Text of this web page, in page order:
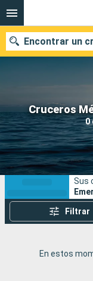
Cruceros
0
Encontrar un
Nuestros
Fecha de salida
Puertos
Sus
Filtrar
En estos